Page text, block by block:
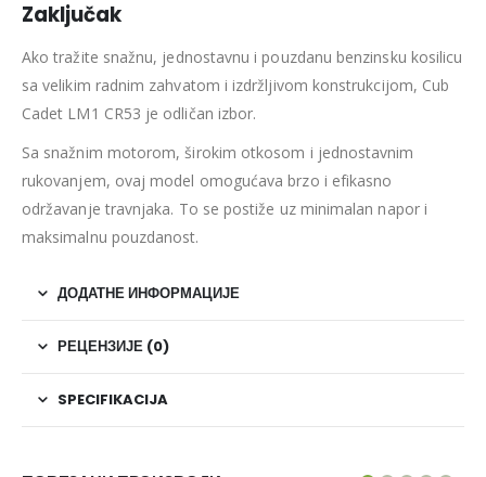
Zaključak
Ako tražite snažnu, jednostavnu i pouzdanu benzinsku kosilicu
sa velikim radnim zahvatom i izdržljivom konstrukcijom, Cub
Cadet LM1 CR53 je odličan izbor.
Sa snažnim motorom, širokim otkosom i jednostavnim
rukovanjem, ovaj model omogućava brzo i efikasno
održavanje travnjaka. To se postiže uz minimalan napor i
maksimalnu pouzdanost.
ДОДАТНЕ ИНФОРМАЦИЈЕ
РЕЦЕНЗИЈЕ (0)
SPECIFIKACIJA